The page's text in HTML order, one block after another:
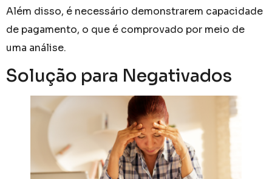
Além disso, é necessário demonstrarem capacidade
de pagamento, o que é comprovado por meio de
uma análise.
Solução para Negativados